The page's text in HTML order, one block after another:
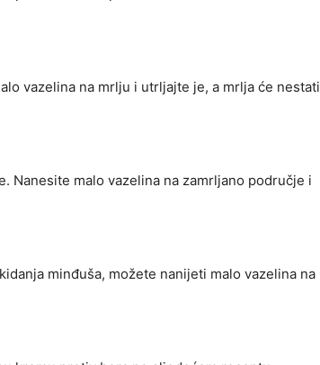
vazelina na mrlju i utrljajte je, a mrlja će nestati
Nanesite malo vazelina na zamrljano područje i
minđuša, možete nanijeti malo vazelina na